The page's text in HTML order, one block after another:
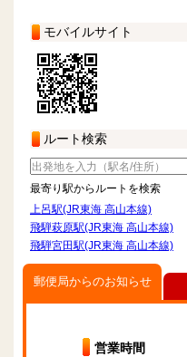
モバイルサイト
ルート検索
最寄り駅からルートを検索
上呂駅(JR東海 高山本線)
飛騨萩原駅(JR東海 高山本線)
飛騨宮田駅(JR東海 高山本線)
郵便局からのお知らせ
営業時間